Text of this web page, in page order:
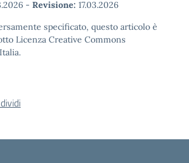
- Revisione: 17.03.2026
specificato, questo articolo è
Licenza Creative Commons